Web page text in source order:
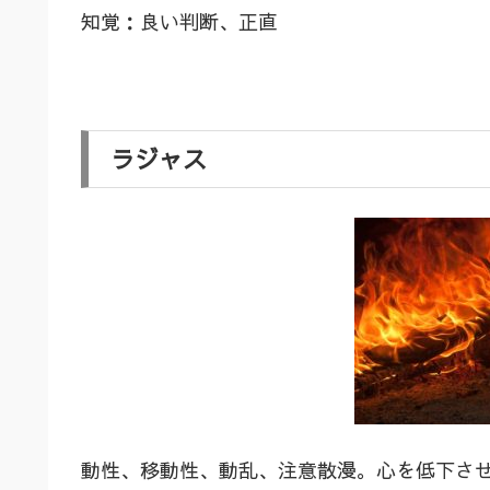
知覚：良い判断、正直
ラジャス
動性、移動性、動乱、注意散漫。心を低下さ